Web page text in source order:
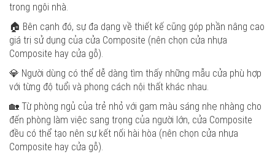
trong ngôi nhà.
🏠 Bên cạnh đó, sự đa dạng về thiết kế cũng góp phần nâng cao
giá trị sử dụng của cửa Composite (nên chọn cửa nhựa
Composite hay cửa gỗ).
💎 Người dùng có thể dễ dàng tìm thấy những mẫu cửa phù hợp
với từng độ tuổi và phong cách nội thất khác nhau.
🏡 Từ phòng ngủ của trẻ nhỏ với gam màu sáng nhẹ nhàng cho
đến phòng làm việc sang trọng của người lớn, cửa Composite
đều có thể tạo nên sự kết nối hài hòa (nên chọn cửa nhựa
Composite hay cửa gỗ).